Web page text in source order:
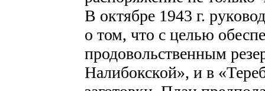
В октябре 1943 г.
о том, что с целью
продовольственным
Налибокской», и в